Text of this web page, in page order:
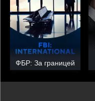
ФБР: За границей